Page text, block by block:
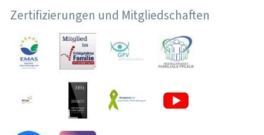
Zertifizierungen und Mitgliedschaften